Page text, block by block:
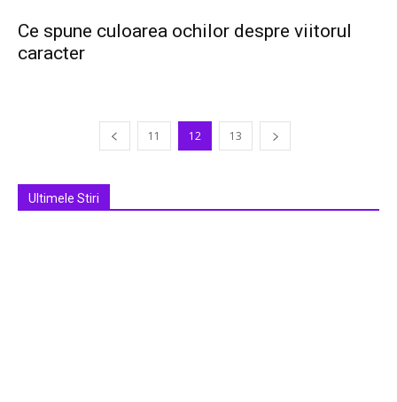
Ce spune culoarea ochilor despre viitorul
caracter
11 12 13
Ultimele Stiri